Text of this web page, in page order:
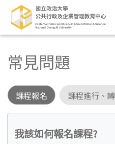
常見問題
課程報名 課程進行、
我該如何報名課程?